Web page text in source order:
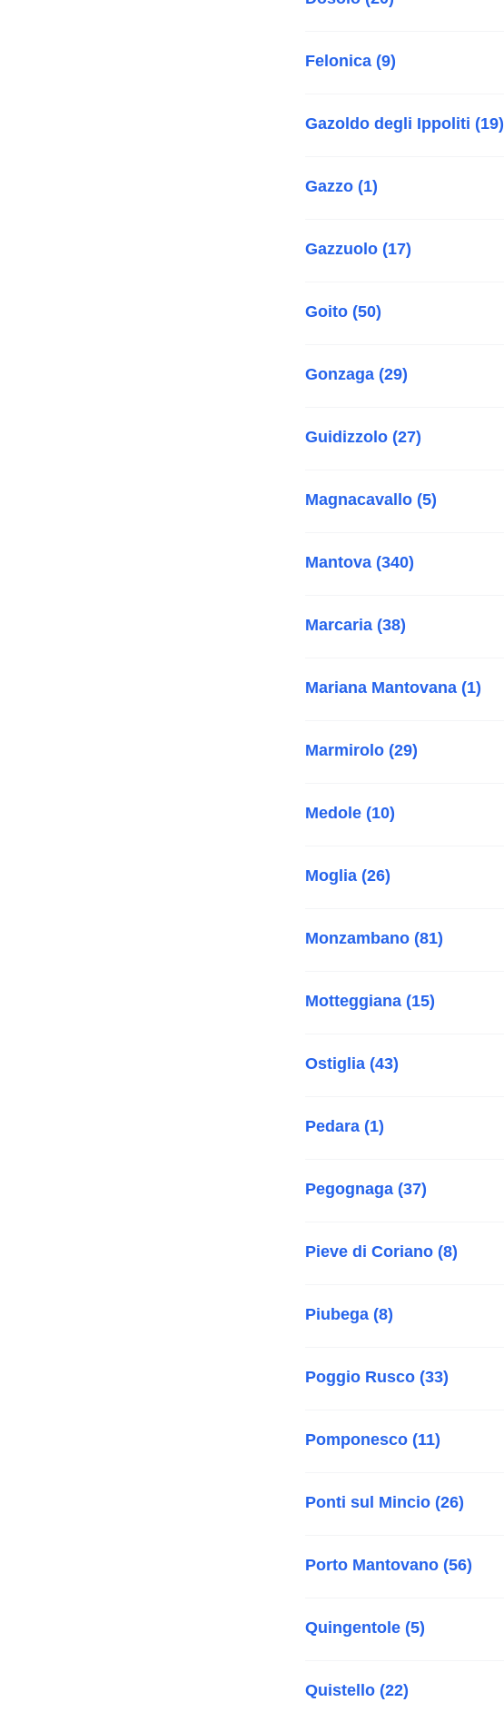
Felonica (9)
Gazoldo degli Ippoliti (19)
Gazzo (1)
Gazzuolo (17)
Goito (50)
Gonzaga (29)
Guidizzolo (27)
Magnacavallo (5)
Mantova (340)
Marcaria (38)
Mariana Mantovana (1)
Marmirolo (29)
Medole (10)
Moglia (26)
Monzambano (81)
Motteggiana (15)
Ostiglia (43)
Pedara (1)
Pegognaga (37)
Pieve di Coriano (8)
Piubega (8)
Poggio Rusco (33)
Pomponesco (11)
Ponti sul Mincio (26)
Porto Mantovano (56)
Quingentole (5)
Quistello (22)